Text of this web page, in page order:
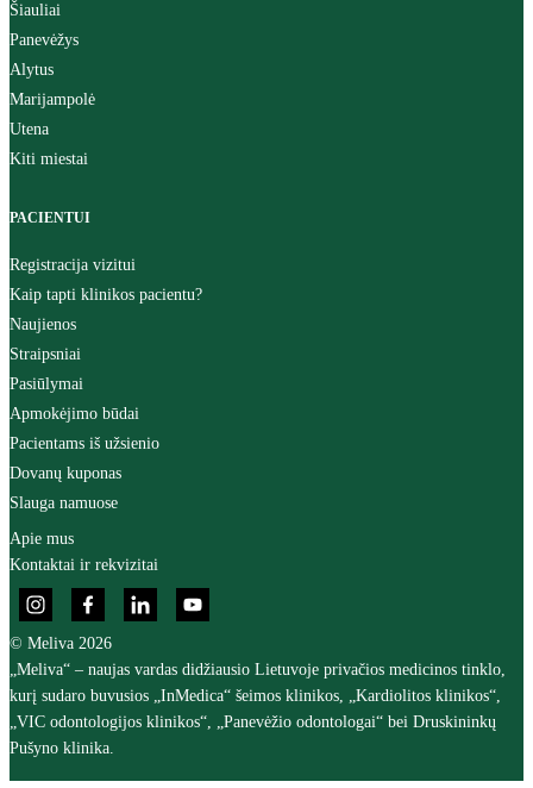
Šiauliai
Panevėžys
Alytus
Marijampolė
Utena
Kiti miestai
PACIENTUI
Registracija vizitui
Kaip tapti klinikos pacientu?
Naujienos
Straipsniai
Pasiūlymai
Apmokėjimo būdai
Pacientams iš užsienio
Dovanų kuponas
Slauga namuose
Apie mus
Kontaktai ir rekvizitai
© Meliva 2026
„Meliva“ – naujas vardas didžiausio Lietuvoje privačios medicinos tinklo,
kurį sudaro buvusios „InMedica“ šeimos klinikos, „Kardiolitos klinikos“,
„VIC odontologijos klinikos“, „Panevėžio odontologai“ bei Druskininkų
Pušyno klinika.